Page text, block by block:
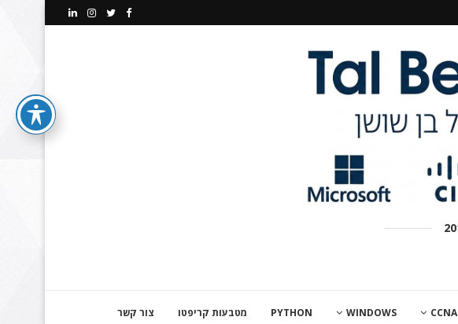
CCNA
WINDOWS
PYTHON מטבעות קריפטו צור קשר